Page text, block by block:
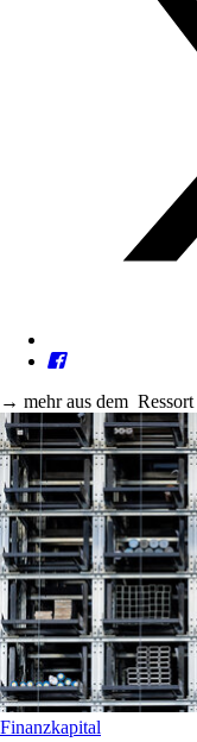
→ mehr aus dem Ressort
Finanzkapital